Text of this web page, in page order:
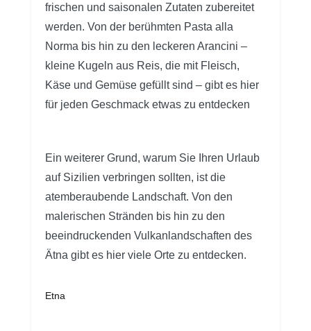
frischen und saisonalen Zutaten zubereitet
werden. Von der berühmten Pasta alla
Norma bis hin zu den leckeren Arancini –
kleine Kugeln aus Reis, die mit Fleisch,
Käse und Gemüse gefüllt sind – gibt es hier
für jeden Geschmack etwas zu entdecken
Ein weiterer Grund, warum Sie Ihren Urlaub
auf Sizilien verbringen sollten, ist die
atemberaubende Landschaft. Von den
malerischen Stränden bis hin zu den
beeindruckenden Vulkanlandschaften des
Ätna gibt es hier viele Orte zu entdecken.
Etna